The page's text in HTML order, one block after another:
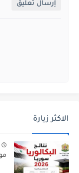
إرسال تعليق
الاكثر زيارة